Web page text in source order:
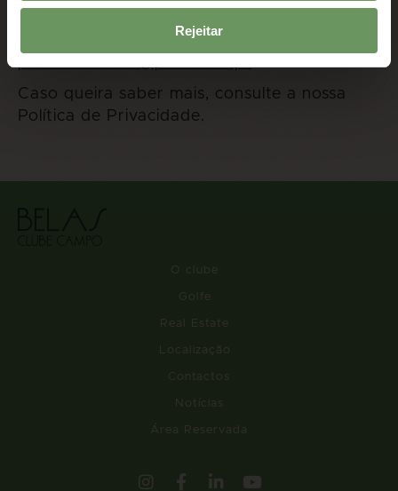
Rejeitar
BCC, através do endereço eletrónico:
protecaodados@planbelas.pt
Caso queira saber mais, consulte a nossa
Política de Privacidade.
O clube
Golfe
Real Estate
Localização
Contactos
Notícias
Área Reservada